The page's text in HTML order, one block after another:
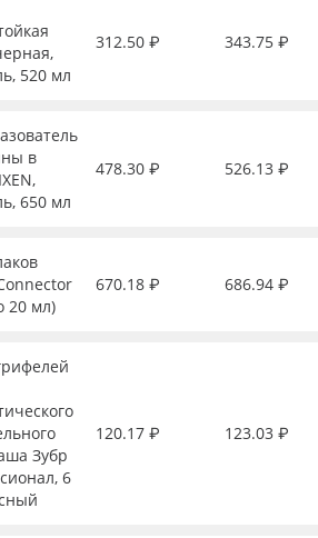
520 мл
312.50 ₽ 343.75 ₽
в
650 мл
478.30 ₽ 526.13 ₽
20 мл)
670.18 ₽ 686.94 ₽
Зубр
6
120.17 ₽ 123.03 ₽